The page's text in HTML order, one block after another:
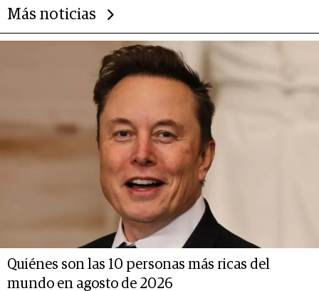
Más noticias
Quiénes son las 10 personas más ricas del
mundo en agosto de 2026